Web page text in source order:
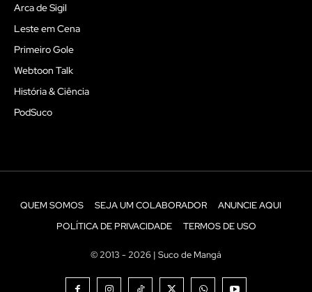
Arca de Sigil
Leste em Cena
Primeiro Gole
Webtoon Talk
História & Ciência
PodSuco
QUEM SOMOS SEJA UM COLABORADOR
ANUNCIE AQUI
POLÍTICA DE PRIVACIDADE
TERMOS DE USO
© 2013 - 2026 | Suco de Mangá